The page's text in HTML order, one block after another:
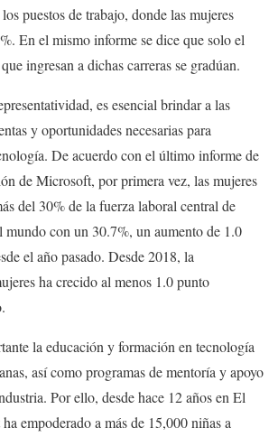
puestos de trabajo, donde las mujeres
En el mismo informe se dice que solo el
ingresan a dichas carreras se gradúan.
es esencial brindar a las
y oportunidades necesarias para
De acuerdo con el último informe de
de Microsoft, por primera vez, las mujeres
del 30% de la fuerza laboral central de
con un 30.7%, un aumento de 1.0
el año pasado. Desde 2018, la
ha crecido al menos 1.0 punto
la educación y formación en tecnología
así como programas de mentoría y apoyo
Por ello, desde hace 12 años en El
empoderado a más de 15,000 niñas a